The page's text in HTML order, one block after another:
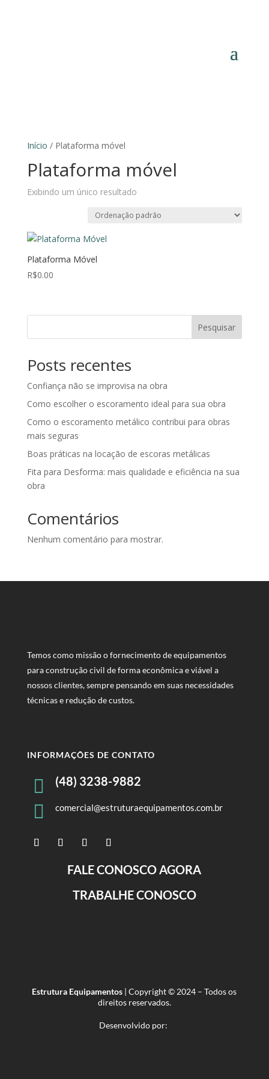
Início / Plataforma móvel
Plataforma móvel
Exibindo um único resultado
Plataforma Móvel
R$0.00
Pesquisar
Posts recentes
Confiança não se improvisa na obra
Como escolher o escoramento ideal para sua obra
Como o escoramento metálico contribui para obras
mais seguras
Boas práticas na locação de escoras metálicas
Fita para Desforma: mais qualidade e eficiência na sua
obra
Comentários
Nenhum comentário para mostrar.
Temos como missão o fornecimento de equipamentos
para construção civil de forma econômica e viável a
nossos clientes, sempre pensando em suas necessidades
técnicas e redução de custos.
INFORMAÇÕES DE CONTATO
 (48) 3238-9882
 comercial@estruturaequipamentos.com.br
FALE CONOSCO AGORA
TRABALHE CONOSCO
Estrutura Equipamentos | Copyright © 2024 – Todos os
direitos reservados.
Desenvolvido por: